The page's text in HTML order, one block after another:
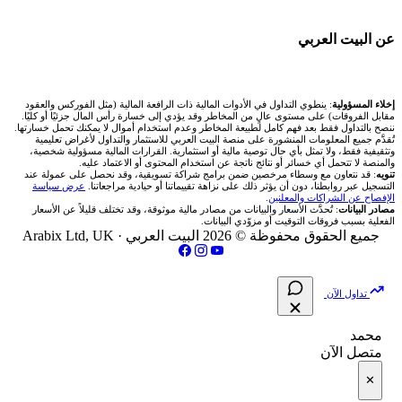
انتراكتيف بروكرز IBKR
شركات تداول في فلسطين
شركات تداول في مصر
🇶🇦 بورصة قطر
🇧🇭 بورصة البحرين
🇴🇲 بورصة مسقط
🇵🇸 بورصة فلسطين
📋 جميع الأسهم
🕌 الأسهم الحلال
📌 حاسبة النقاط المحورية
📏 حاسبة حجم المركز
🔄 حاسبة تكلفة السواب
📈 حاسبة عائد التداول
📊 حاسبة الربح التراكمي
🧮 حاسبة متوسط سعر السهم
🌐 المؤشرات العالمية
🥇 أسعار الذهب والمعادن
💱 أسعار العملات والفوركس
💵 سعر الريال السعودي في مصر
📅 المؤشرات الاقتصادية
عن البيت العربي
من نحن
تواصل معنا
فريق المؤلفين
مقالات تعليمية
سياسة تقييم الشركات
شركات التداول النصابة
الإبلاغ عن شركة نصابة
إخلاء المسؤولية: ينطوي التداول في الأدوات المالية ذات الرافعة المالية (مثل الفوركس والعقود
مقابل الفروقات) على مستوى عالٍ من المخاطر وقد يؤدي إلى خسارة رأس المال جزئيًا أو كليًا.
ننصح بالتداول فقط بعد فهم كامل لطبيعة المخاطر وعدم استخدام أموال لا يمكنك تحمل خسارتها.
تُقدَّم جميع المعلومات المنشورة على منصة البيت العربي للاستثمار والتداول لأغراض تعليمية
وتثقيفية فقط، ولا تمثل بأي حال توصية مالية أو استثمارية. القرارات المالية مسؤولية شخصية،
والمنصة لا تتحمل أي خسائر أو نتائج ناتجة عن استخدام المحتوى أو الاعتماد عليه.
تنويه: قد نتعاون مع وسطاء مرخصين ضمن برامج شراكة تسويقية، وقد نحصل على عمولة عند
التسجيل عبر روابطنا، دون أن يؤثر ذلك على نزاهة تقييماتنا أو حيادية مراجعاتنا. عرض سياسة
الإفصاح عن الشراكات والمعلنين
مصادر البيانات: تُحدَّث الأسعار والبيانات من مصادر مالية موثوقة، وقد تختلف قليلاً عن الأسعار
الفعلية بسبب فروقات التوقيت أو مزوّدي البيانات.
جميع الحقوق محفوظة © 2026 البيت العربي · Arabix Ltd, UK
تداول الآن
محمد
متصل الآن
✕